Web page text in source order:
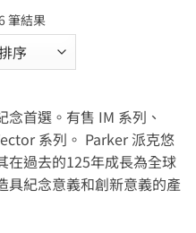
筆結果
最
排
序
首選。有售 IM 系列、
系列。 Parker 派克悠
在過去的125年成長為全球
具紀念意義和創新意義的產